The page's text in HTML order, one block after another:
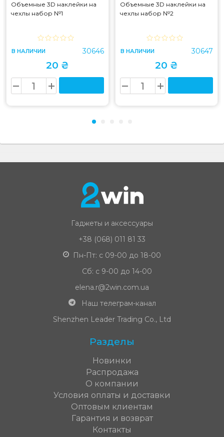
Объемные 3D наклейки на
чехлы набор №1
В НАЛИЧИИ 30646
20 ₴
Объемные 3D наклейки на
чехлы набор №2
В НАЛИЧИИ 30647
20 ₴
Гаджеты и аксессуары
+38 (068) 011 81 33
Пн-Пт: с 09-00 до 18-00
Сб: с 9-00 до 14-00
elena.r@2win.com.ua
Наш телеграм-канал
Shenzhen Leader Trading Co., Ltd
Разделы
Новинки
Распродажа
О компании
Условия оплаты и доставки
Оптовым клиентам
Гарантия и возврат
Контакты